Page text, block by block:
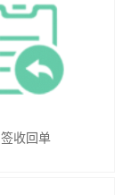
签收回单